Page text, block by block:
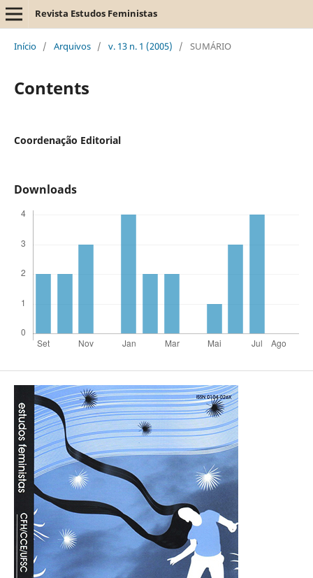
Revista Estudos Feministas
Início / Arquivos / v. 13 n. 1 (2005) / SUMÁRIO
Contents
Coordenação Editorial
Downloads